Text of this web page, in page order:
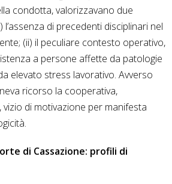
condotta, valorizzavano due
di precedenti disciplinari nel
(ii) il peculiare contesto operativo,
a persone affette da patologie
elevato stress lavorativo. Avverso
ricorso la cooperativa,
vizio di motivazione per manifesta
di Cassazione: profili di